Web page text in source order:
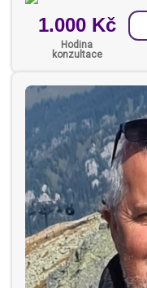
1.000 Kč
Hodina
konzultace